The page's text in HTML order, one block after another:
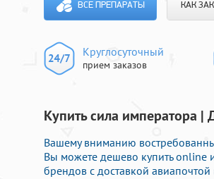
ВСЕ ПРЕПАРАТЫ КАК
Круглосуточный
прием заказов
Купить сила императора |
Вашему вниманию
Вы можете дешево купить online
брендов с доставкой